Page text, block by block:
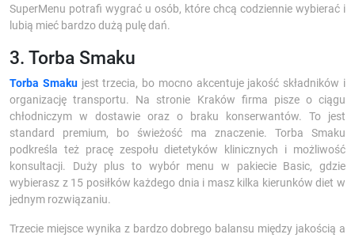
SuperMenu potrafi wygrać u osób, które chcą codziennie wybierać i
lubią mieć bardzo dużą pulę dań.
3. Torba Smaku
Torba Smakujest trzecia, bo mocno akcentuje jakość składników i
organizację transportu. Na stronie Kraków firma pisze o ciągu
chłodniczym w dostawie oraz o braku konserwantów. To jest
standard premium, bo świeżość ma znaczenie. Torba Smaku
podkreśla też pracę zespołu dietetyków klinicznych i możliwość
konsultacji. Duży plus to wybór menu w pakiecie Basic, gdzie
wybierasz z 15 posiłków każdego dnia i masz kilka kierunków diet w
jednym rozwiązaniu.
Trzecie miejsce wynika z bardzo dobrego balansu między jakością a